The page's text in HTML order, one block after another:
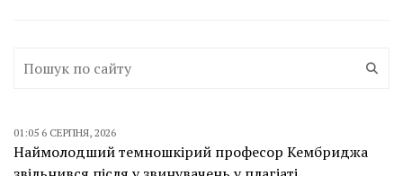
01:05 6 СЕРПНЯ, 2026
Наймолодший темношкірий професор Кембриджа